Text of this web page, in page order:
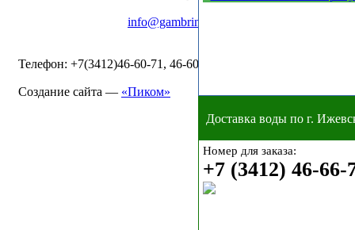
info@gambrinus-izh.ru
Телефон: +7(3412)46-60-71, 46-60-32,
Создание сайта — «Пиком»
Доставка воды по г.
Номер для заказа:
+7 (3412) 46-66-